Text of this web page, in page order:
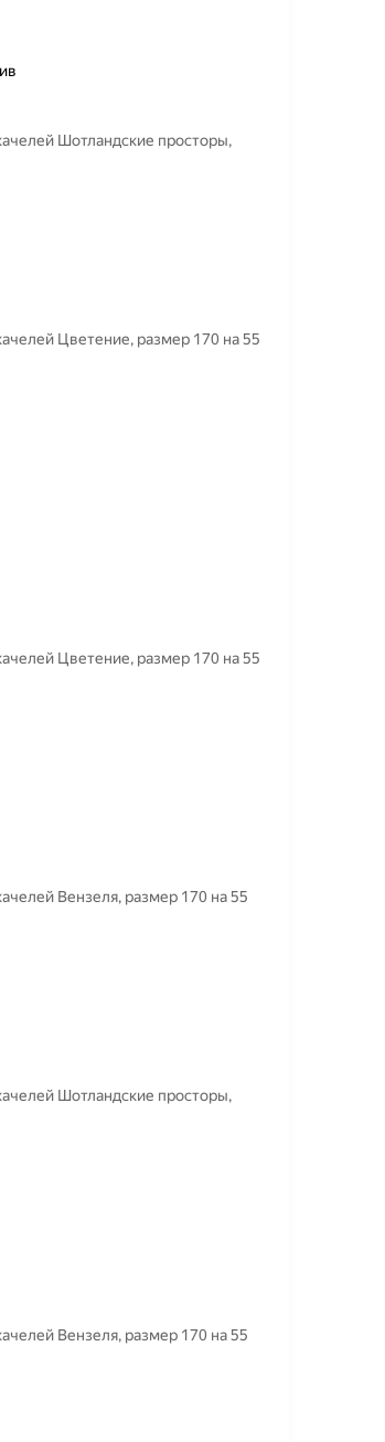
Шотландские просторы,
Цветение, размер 170 на 55
Цветение, размер 170 на 55
Вензеля, размер 170 на 55
Шотландские просторы,
Вензеля, размер 170 на 55